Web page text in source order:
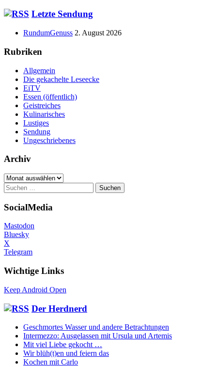
Haupt-
Seitenleiste
Letzte Sendung
RundumGenuss 2. August 2026
Rubriken
Allgemein
Die gekachelte Leseecke
EiTV
Essen (öffentlich)
Geistreiches
Kulinarisches
Lustiges
Sendung
Ungeschriebenes
Archiv
Archiv
Suchen
nach:
SocialMedia
Mastodon
Bluesky
X
Telegram
Wichtige Links
Keep Android Open
Der Herdnerd
Geschmortes Wasser und andere Betrachtungen
Intermezzo: Ausgelassen mit Ursula und Artemis
Mit viel Liebe gekocht …
Wir blüh(t)en und feiern das
Kochen mit Carlo